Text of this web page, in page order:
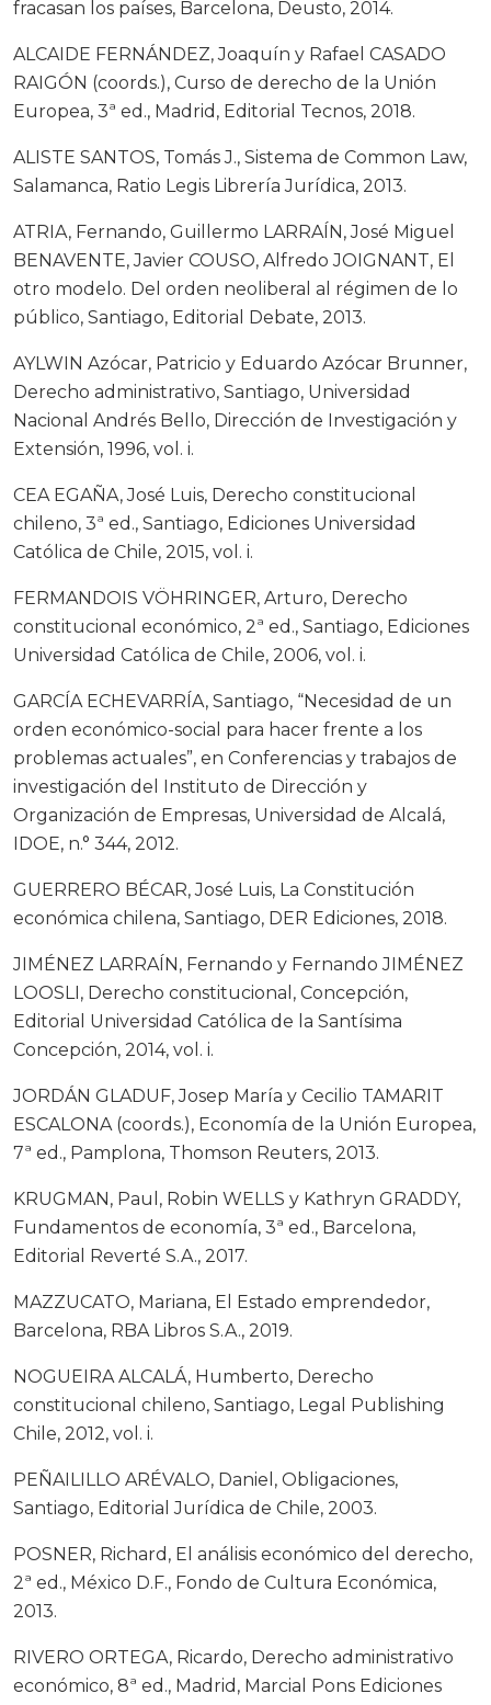
fracasan los países, Barcelona, Deusto, 2014.
ALCAIDE FERNÁNDEZ, Joaquín y Rafael CASADO
RAIGÓN (coords.), Curso de derecho de la Unión
Europea, 3ª ed., Madrid, Editorial Tecnos, 2018.
ALISTE SANTOS, Tomás J., Sistema de Common Law,
Salamanca, Ratio Legis Librería Jurídica, 2013.
ATRIA, Fernando, Guillermo LARRAÍN, José Miguel
BENAVENTE, Javier COUSO, Alfredo JOIGNANT, El
otro modelo. Del orden neoliberal al régimen de lo
público, Santiago, Editorial Debate, 2013.
AYLWIN Azócar, Patricio y Eduardo Azócar Brunner,
Derecho administrativo, Santiago, Universidad
Nacional Andrés Bello, Dirección de Investigación y
Extensión, 1996, vol. i.
CEA EGAÑA, José Luis, Derecho constitucional
chileno, 3ª ed., Santiago, Ediciones Universidad
Católica de Chile, 2015, vol. i.
FERMANDOIS VÖHRINGER, Arturo, Derecho
constitucional económico, 2ª ed., Santiago, Ediciones
Universidad Católica de Chile, 2006, vol. i.
GARCÍA ECHEVARRÍA, Santiago, “Necesidad de un
orden económico-social para hacer frente a los
problemas actuales”, en Conferencias y trabajos de
investigación del Instituto de Dirección y
Organización de Empresas, Universidad de Alcalá,
IDOE, n.° 344, 2012.
GUERRERO BÉCAR, José Luis, La Constitución
económica chilena, Santiago, DER Ediciones, 2018.
JIMÉNEZ LARRAÍN, Fernando y Fernando JIMÉNEZ
LOOSLI, Derecho constitucional, Concepción,
Editorial Universidad Católica de la Santísima
Concepción, 2014, vol. i.
JORDÁN GLADUF, Josep María y Cecilio TAMARIT
ESCALONA (coords.), Economía de la Unión Europea,
7ª ed., Pamplona, Thomson Reuters, 2013.
KRUGMAN, Paul, Robin WELLS y Kathryn GRADDY,
Fundamentos de economía, 3ª ed., Barcelona,
Editorial Reverté S.A., 2017.
MAZZUCATO, Mariana, El Estado emprendedor,
Barcelona, RBA Libros S.A., 2019.
NOGUEIRA ALCALÁ, Humberto, Derecho
constitucional chileno, Santiago, Legal Publishing
Chile, 2012, vol. i.
PEÑAILILLO ARÉVALO, Daniel, Obligaciones,
Santiago, Editorial Jurídica de Chile, 2003.
POSNER, Richard, El análisis económico del derecho,
2ª ed., México D.F., Fondo de Cultura Económica,
2013.
RIVERO ORTEGA, Ricardo, Derecho administrativo
económico, 8ª ed., Madrid, Marcial Pons Ediciones